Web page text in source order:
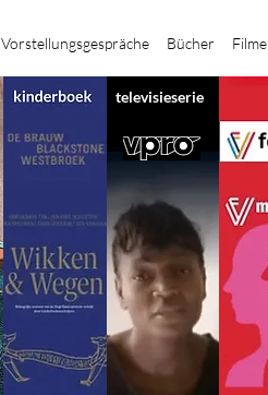
Vorstellungsgespräche Bücher Filme
televisieserie